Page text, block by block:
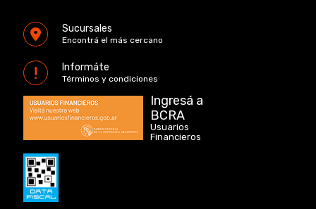
Sucursales
Encontrá el más cercano
Informáte
Términos y condiciones
Ingresá a
BCRA
Usuarios
Financieros